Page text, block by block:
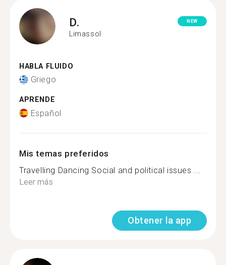
D.
Limassol
NEW
HABLA FLUIDO
Griego
APRENDE
Español
Mis temas preferidos
Travelling Dancing Social and political issues ️...
Leer más
Obtener la app